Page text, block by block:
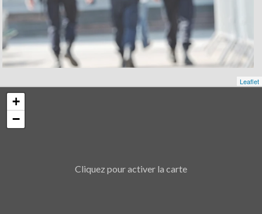
Cliquez pour activer la carte
+
−
Leaflet